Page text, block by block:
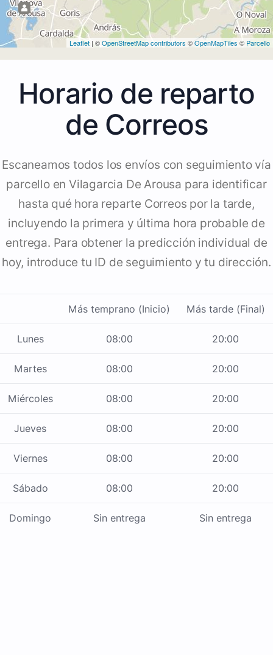
Leaflet | ©OpenStreetMap contributors ©OpenMapTiles © Parcello
Horario de reparto
de Correos
Escaneamos todos los envíos con seguimiento vía
parcello en Vilagarcia De Arousa para identificar
hasta qué hora reparte Correos por la tarde,
incluyendo la primera y última hora probable de
entrega. Para obtener la predicción individual de
hoy, introduce tu ID de seguimiento y tu dirección.
Más temprano (Inicio) Más tarde (Final)
Lunes 08:00 20:00
Martes 08:00 20:00
Miércoles 08:00 20:00
Jueves 08:00 20:00
Viernes 08:00 20:00
Sábado 08:00 20:00
Domingo Sin entrega Sin entrega